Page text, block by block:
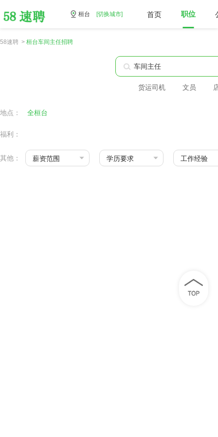
桓台 [切换城市] 首页 职位
58速聘 > 桓台车间主任招聘
货运司机 文员
地点： 全桓台
福利：
其他： 薪资范围 学历要求 工作经验